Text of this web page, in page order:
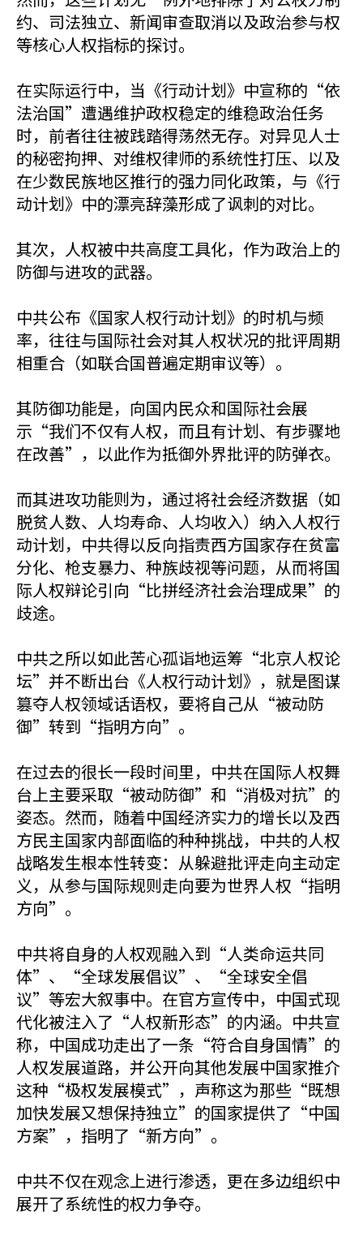
约、司法独立、新闻审查取消以及政治参与权
等核心人权指标的探讨。
在实际运行中，当《行动计划》中宣称的“依
法治国”遭遇维护政权稳定的维稳政治任务
时，前者往往被践踏得荡然无存。对异见人士
的秘密拘押、对维权律师的系统性打压、以及
在少数民族地区推行的强力同化政策，与《行
动计划》中的漂亮辞藻形成了讽刺的对比。
其次，人权被中共高度工具化，作为政治上的
防御与进攻的武器。
中共公布《国家人权行动计划》的时机与频
率，往往与国际社会对其人权状况的批评周期
相重合（如联合国普遍定期审议等）。
其防御功能是，向国内民众和国际社会展
示“我们不仅有人权，而且有计划、有步骤地
在改善”，以此作为抵御外界批评的防弹衣。
而其进攻功能则为，通过将社会经济数据（如
脱贫人数、人均寿命、人均收入）纳入人权行
动计划，中共得以反向指责西方国家存在贫富
分化、枪支暴力、种族歧视等问题，从而将国
际人权辩论引向“比拼经济社会治理成果”的
歧途。
中共之所以如此苦心孤诣地运筹“北京人权论
坛”并不断出台《人权行动计划》，就是图谋
篡夺人权领域话语权，要将自己从“被动防
御”转到“指明方向”。
在过去的很长一段时间里，中共在国际人权舞
台上主要采取“被动防御”和“消极对抗”的
姿态。然而，随着中国经济实力的增长以及西
方民主国家内部面临的种种挑战，中共的人权
战略发生根本性转变：从躲避批评走向主动定
义，从参与国际规则走向要为世界人权“指明
方向”。
中共将自身的人权观融入到“人类命运共同
体”、“全球发展倡议”、“全球安全倡
议”等宏大叙事中。在官方宣传中，中国式现
代化被注入了“人权新形态”的内涵。中共宣
称，中国成功走出了一条“符合自身国情”的
人权发展道路，并公开向其他发展中国家推介
这种“极权发展模式”，声称这为那些“既想
加快发展又想保持独立”的国家提供了“中国
方案”，指明了“新方向”。
中共不仅在观念上进行渗透，更在多边组织中
展开了系统性的权力争夺。